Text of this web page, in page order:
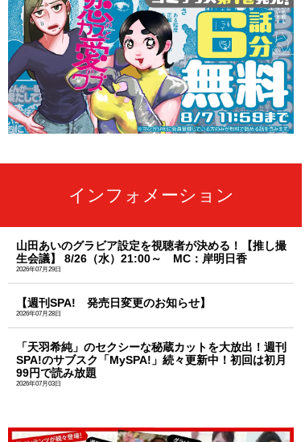
インフォメーション
山田あいのグラビア設定を視聴者が決める！【推し撮
生会議】 8/26（水）21:00～ MC：岸明日香
2026年07月29日
【週刊SPA! 発売日変更のお知らせ】
2026年07月28日
「天羽希純」のセクシーな秘蔵カットを大放出！週刊
SPA!のサブスク「MySPA!」続々更新中！初回は初月
99円で読み放題
2026年07月03日